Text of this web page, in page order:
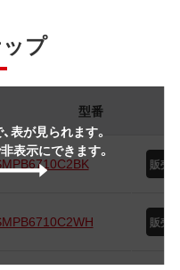
プ
表が見られます。
表示にできます。
型番